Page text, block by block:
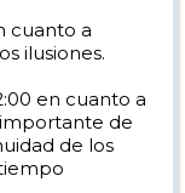
y, sobre todo, ese
hacer mucha
cuanto a
ilusiones.
en cuanto a
de
de los